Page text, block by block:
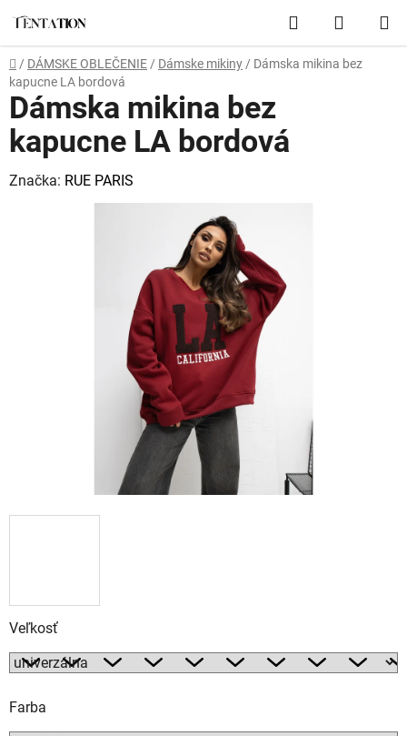
obsah
Hľadať
KOŠÍK
Domov
/ DÁMSKE OBLEČENIE / Dámske mikiny / Dámska mikina bez
kapucne LA bordová
Veľkosť
Farba
Dámska mikina bez
kapucne LA bordová
Značka: RUE PARIS